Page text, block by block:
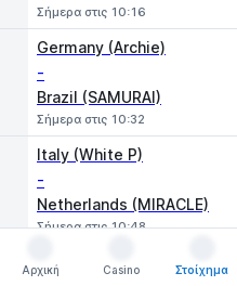
Σήμερα στις 10:16
Germany (Archie)
-
Brazil (SAMURAI)
Σήμερα στις 10:32
Italy (White P)
-
Netherlands (MIRACLE)
Σήμερα στις 10:48
Brazil (SAMURAI)
Αρχική
Casino
Στοίχημα